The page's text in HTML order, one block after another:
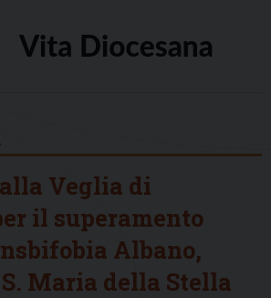
Veglia di
il superamento
Albano,
Maria della Stella